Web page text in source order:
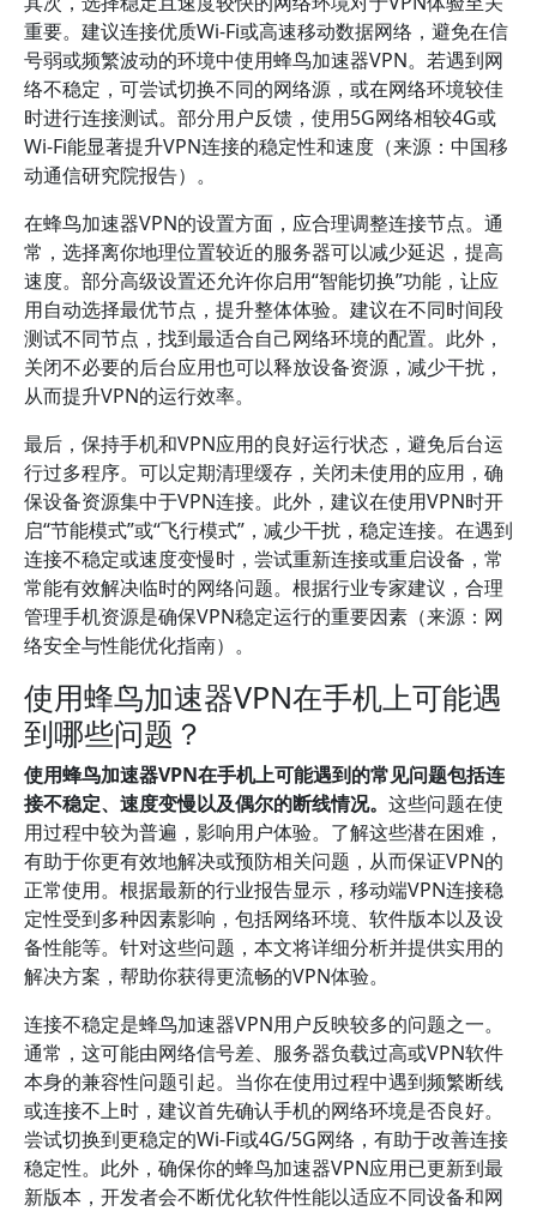
重要。建议连接优质Wi-Fi或高速移动数据网络，避免在信
号弱或频繁波动的环境中使用蜂鸟加速器VPN。若遇到网
络不稳定，可尝试切换不同的网络源，或在网络环境较佳
时进行连接测试。部分用户反馈，使用5G网络相较4G或
Wi-Fi能显著提升VPN连接的稳定性和速度（来源：中国移
动通信研究院报告）。
在蜂鸟加速器VPN的设置方面，应合理调整连接节点。通
常，选择离你地理位置较近的服务器可以减少延迟，提高
速度。部分高级设置还允许你启用“智能切换”功能，让应
用自动选择最优节点，提升整体体验。建议在不同时间段
测试不同节点，找到最适合自己网络环境的配置。此外，
关闭不必要的后台应用也可以释放设备资源，减少干扰，
从而提升VPN的运行效率。
最后，保持手机和VPN应用的良好运行状态，避免后台运
行过多程序。可以定期清理缓存，关闭未使用的应用，确
保设备资源集中于VPN连接。此外，建议在使用VPN时开
启“节能模式”或“飞行模式”，减少干扰，稳定连接。在遇到
连接不稳定或速度变慢时，尝试重新连接或重启设备，常
常能有效解决临时的网络问题。根据行业专家建议，合理
管理手机资源是确保VPN稳定运行的重要因素（来源：网
络安全与性能优化指南）。
使用蜂鸟加速器VPN在手机上可能遇
到哪些问题？
使用蜂鸟加速器VPN在手机上可能遇到的常见问题包括连
接不稳定、速度变慢以及偶尔的断线情况。 这些问题在使
用过程中较为普遍，影响用户体验。了解这些潜在困难，
有助于你更有效地解决或预防相关问题，从而保证VPN的
正常使用。根据最新的行业报告显示，移动端VPN连接稳
定性受到多种因素影响，包括网络环境、软件版本以及设
备性能等。针对这些问题，本文将详细分析并提供实用的
解决方案，帮助你获得更流畅的VPN体验。
连接不稳定是蜂鸟加速器VPN用户反映较多的问题之一。
通常，这可能由网络信号差、服务器负载过高或VPN软件
本身的兼容性问题引起。当你在使用过程中遇到频繁断线
或连接不上时，建议首先确认手机的网络环境是否良好。
尝试切换到更稳定的Wi-Fi或4G/5G网络，有助于改善连接
稳定性。此外，确保你的蜂鸟加速器VPN应用已更新到最
新版本，开发者会不断优化软件性能以适应不同设备和网